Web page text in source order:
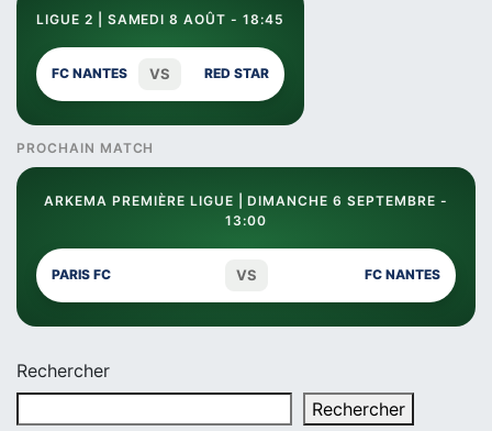
LIGUE 2 | SAMEDI 8 AOÛT - 18:45
FC NANTES VS RED STAR
PROCHAIN MATCH
ARKEMA PREMIÈRE LIGUE | DIMANCHE 6 SEPTEMBRE -
13:00
PARIS FC VS FC NANTES
Rechercher
Rechercher